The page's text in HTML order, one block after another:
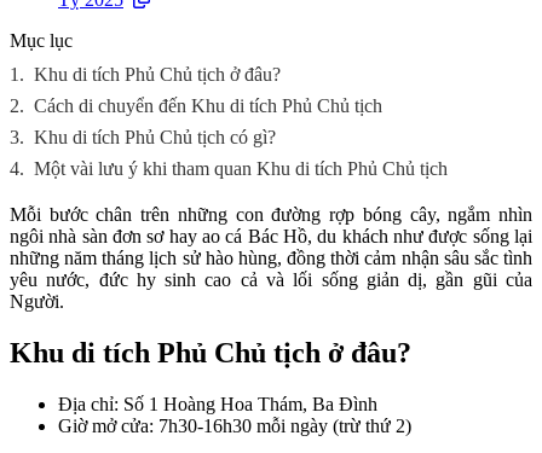
Mục lục
1. Khu di tích Phủ Chủ tịch ở đâu?
2. Cách di chuyển đến Khu di tích Phủ Chủ tịch
3. Khu di tích Phủ Chủ tịch có gì?
4. Một vài lưu ý khi tham quan Khu di tích Phủ Chủ tịch
Mỗi bước chân trên những con đường rợp bóng cây, ngắm nhìn
ngôi nhà sàn đơn sơ hay ao cá Bác Hồ, du khách như được sống lại
những năm tháng lịch sử hào hùng, đồng thời cảm nhận sâu sắc tình
yêu nước, đức hy sinh cao cả và lối sống giản dị, gần gũi của
Người.
Khu di tích Phủ Chủ tịch ở đâu?
Địa chỉ: Số 1 Hoàng Hoa Thám, Ba Đình
Giờ mở cửa: 7h30-16h30 mỗi ngày (trừ thứ 2)